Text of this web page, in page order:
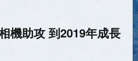
機助攻 到2019年成長